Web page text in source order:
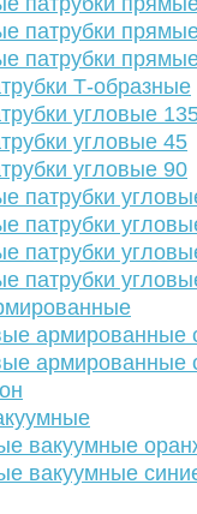
патрубки
патрубки
Т-образные
угловые
угловые 45
угловые 90
патрубки
патрубки
патрубки
патрубки
армированные
армированные
вакуумные
вакуумные